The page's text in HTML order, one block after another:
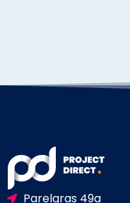
Parelgras 49a